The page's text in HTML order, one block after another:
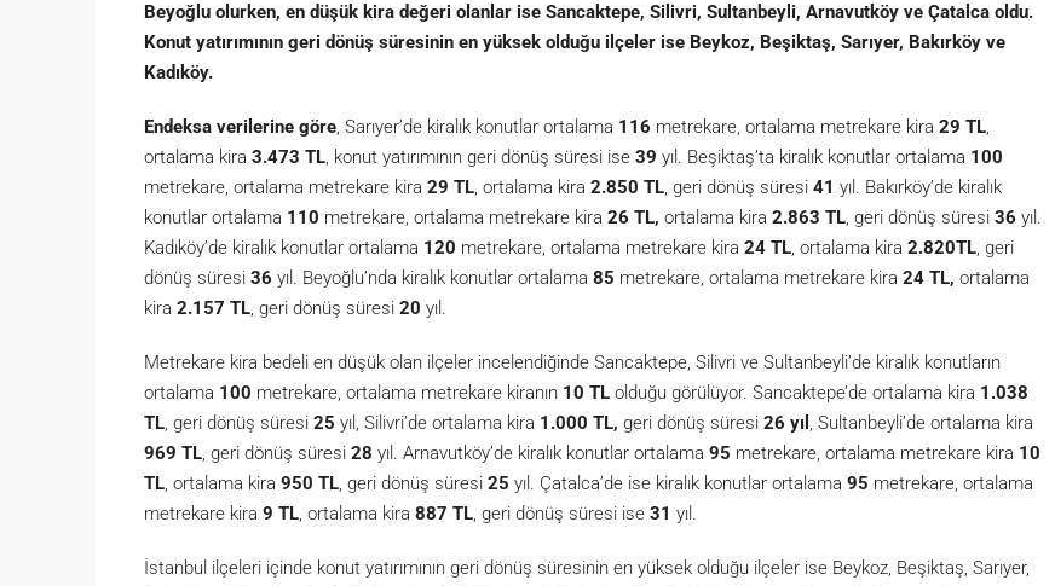
Beyoğlu olurken, en düşük kira değeri olanlar ise Sancaktepe, Silivri, Sultanbeyli, Arnavutköy ve Çatalca oldu.
Konut yatırımının geri dönüş süresinin en yüksek olduğu ilçeler ise Beykoz, Beşiktaş, Sarıyer, Bakırköy ve
Kadıköy.
Endeksa verilerine göre, Sarıyer’de kiralık konutlar ortalama 116 metrekare, ortalama metrekare kira 29 TL,
ortalama kira 3.473 TL, konut yatırımının geri dönüş süresi ise 39 yıl. Beşiktaş’ta kiralık konutlar ortalama 100
metrekare, ortalama metrekare kira 29 TL, ortalama kira 2.850 TL, geri dönüş süresi 41 yıl. Bakırköy’de kiralık
konutlar ortalama 110 metrekare, ortalama metrekare kira 26 TL, ortalama kira 2.863 TL, geri dönüş süresi 36 yıl.
Kadıköy’de kiralık konutlar ortalama 120 metrekare, ortalama metrekare kira 24 TL, ortalama kira 2.820TL, geri
dönüş süresi 36 yıl. Beyoğlu’nda kiralık konutlar ortalama 85 metrekare, ortalama metrekare kira 24 TL, ortalama
kira 2.157 TL, geri dönüş süresi 20 yıl.
Metrekare kira bedeli en düşük olan ilçeler incelendiğinde Sancaktepe, Silivri ve Sultanbeyli’de kiralık konutların
ortalama 100 metrekare, ortalama metrekare kiranın 10 TL olduğu görülüyor. Sancaktepe’de ortalama kira 1.038
TL, geri dönüş süresi 25 yıl, Silivri’de ortalama kira 1.000 TL, geri dönüş süresi 26 yıl , Sultanbeyli’de ortalama kira
969 TL, geri dönüş süresi 28 yıl. Arnavutköy’de kiralık konutlar ortalama 95 metrekare, ortalama metrekare kira 10
TL, ortalama kira 950 TL, geri dönüş süresi 25 yıl. Çatalca’de ise kiralık konutlar ortalama 95 metrekare, ortalama
metrekare kira 9 TL, ortalama kira 887 TL, geri dönüş süresi ise 31 yıl.
İstanbul ilçeleri içinde konut yatırımının geri dönüş süresinin en yüksek olduğu ilçeler ise Beykoz, Beşiktaş, Sarıyer,